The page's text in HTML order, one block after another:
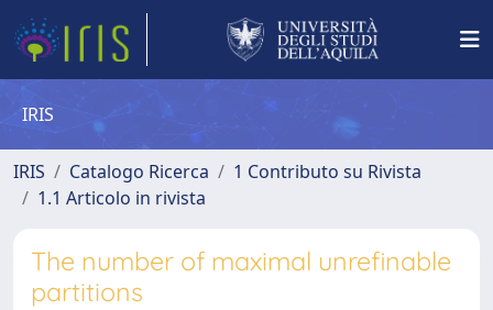
IRIS
IRIS Catalogo Ricerca
1 Contributo su Rivista
1.1 Articolo in rivista
The number of maximal unrefinable
partitions